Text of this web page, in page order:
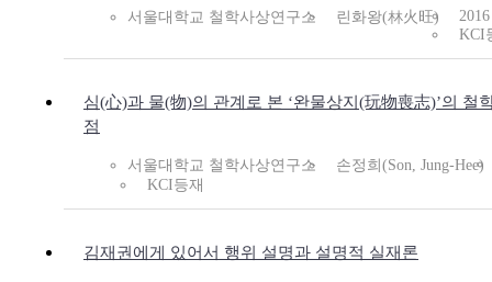
서울대학교 철학사상연구소 린화왕(林火旺)
2016
KCI
심(心)과 물(物)의 관계로 본 ‘완물상지(玩物喪志)’의 철
점
서울대학교 철학사상연구소
손정희(Son, Jung-Hee)
KCI등재
김재권에게 있어서 행위 설명과 설명적 실재론